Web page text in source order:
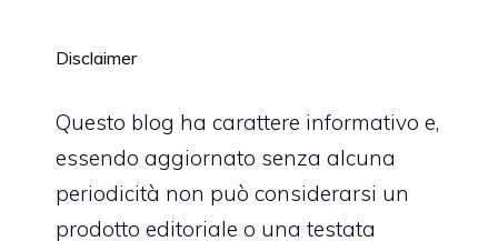
Disclaimer
Questo blog ha carattere informativo e,
essendo aggiornato senza alcuna
periodicità non può considerarsi un
prodotto editoriale o una testata